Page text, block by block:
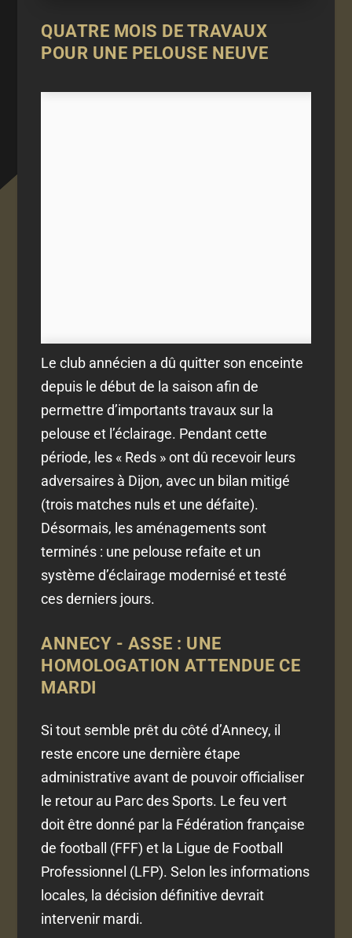
QUATRE MOIS DE TRAVAUX
POUR UNE PELOUSE NEUVE
Le club annécien a dû quitter son enceinte
depuis le début de la saison afin de
permettre d’importants travaux sur la
pelouse et l’éclairage. Pendant cette
période, les « Reds » ont dû recevoir leurs
adversaires à Dijon, avec un bilan mitigé
(trois matches nuls et une défaite).
Désormais, les aménagements sont
terminés : une pelouse refaite et un
système d’éclairage modernisé et testé
ces derniers jours.
ANNECY - ASSE : UNE
HOMOLOGATION ATTENDUE CE
MARDI
Si tout semble prêt du côté d’Annecy, il
reste encore une dernière étape
administrative avant de pouvoir officialiser
le retour au Parc des Sports. Le feu vert
doit être donné par la Fédération française
de football (FFF) et la Ligue de Football
Professionnel (LFP). Selon les informations
locales, la décision définitive devrait
intervenir mardi.